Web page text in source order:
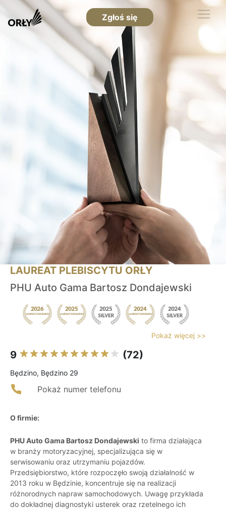
Zgłoś się
LAUREAT PLEBISCYTU ORŁY
PHU Auto Gama Bartosz Dondajewski
Pokaż więcej >>
9 (72)
Będzino, Będzino 29
Pokaż numer telefonu
O firmie:
PHU Auto Gama Bartosz Dondajewski to firma działająca
w branży motoryzacyjnej, specjalizująca się w
serwisowaniu oraz utrzymaniu pojazdów.
Przedsiębiorstwo, które rozpoczęło swoją działalność w
2013 roku w Będzinie, koncentruje się na realizacji
różnorodnych napraw samochodowych. Uwagę przykłada
do dokładnej diagnostyki usterek oraz rzetelnego ich